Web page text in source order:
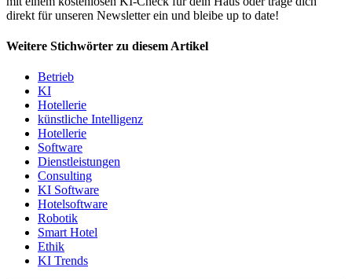
direkt für unseren Newsletter ein und bleibe up to date!
Weitere Stichwörter zu diesem Artikel
Betrieb
KI
Hotellerie
künstliche Intelligenz
Hotellerie
Software
Dienstleistungen
Consulting
KI Software
Hotelsoftware
Robotik
Smart Hotel
Ethik
KI Trends